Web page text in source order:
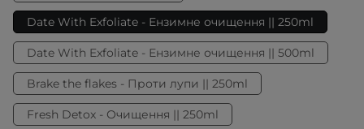
Date With Exfoliate - Ензимне очищення || 250ml
Date With Exfoliate - Ензимне очищення || 500ml
Brake the flakes - Проти лупи || 250ml
Fresh Detox - Очищення || 250ml